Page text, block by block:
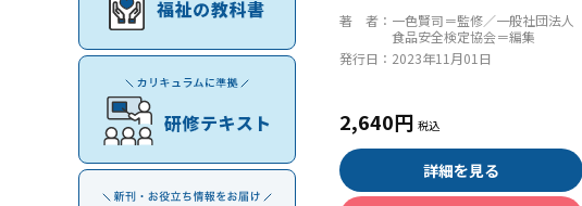
著 者： 一色賢司＝監修／一般社団法人
食品安全検定協会＝編集
発行日： 2023年11月01日
2,640円
詳細を見る